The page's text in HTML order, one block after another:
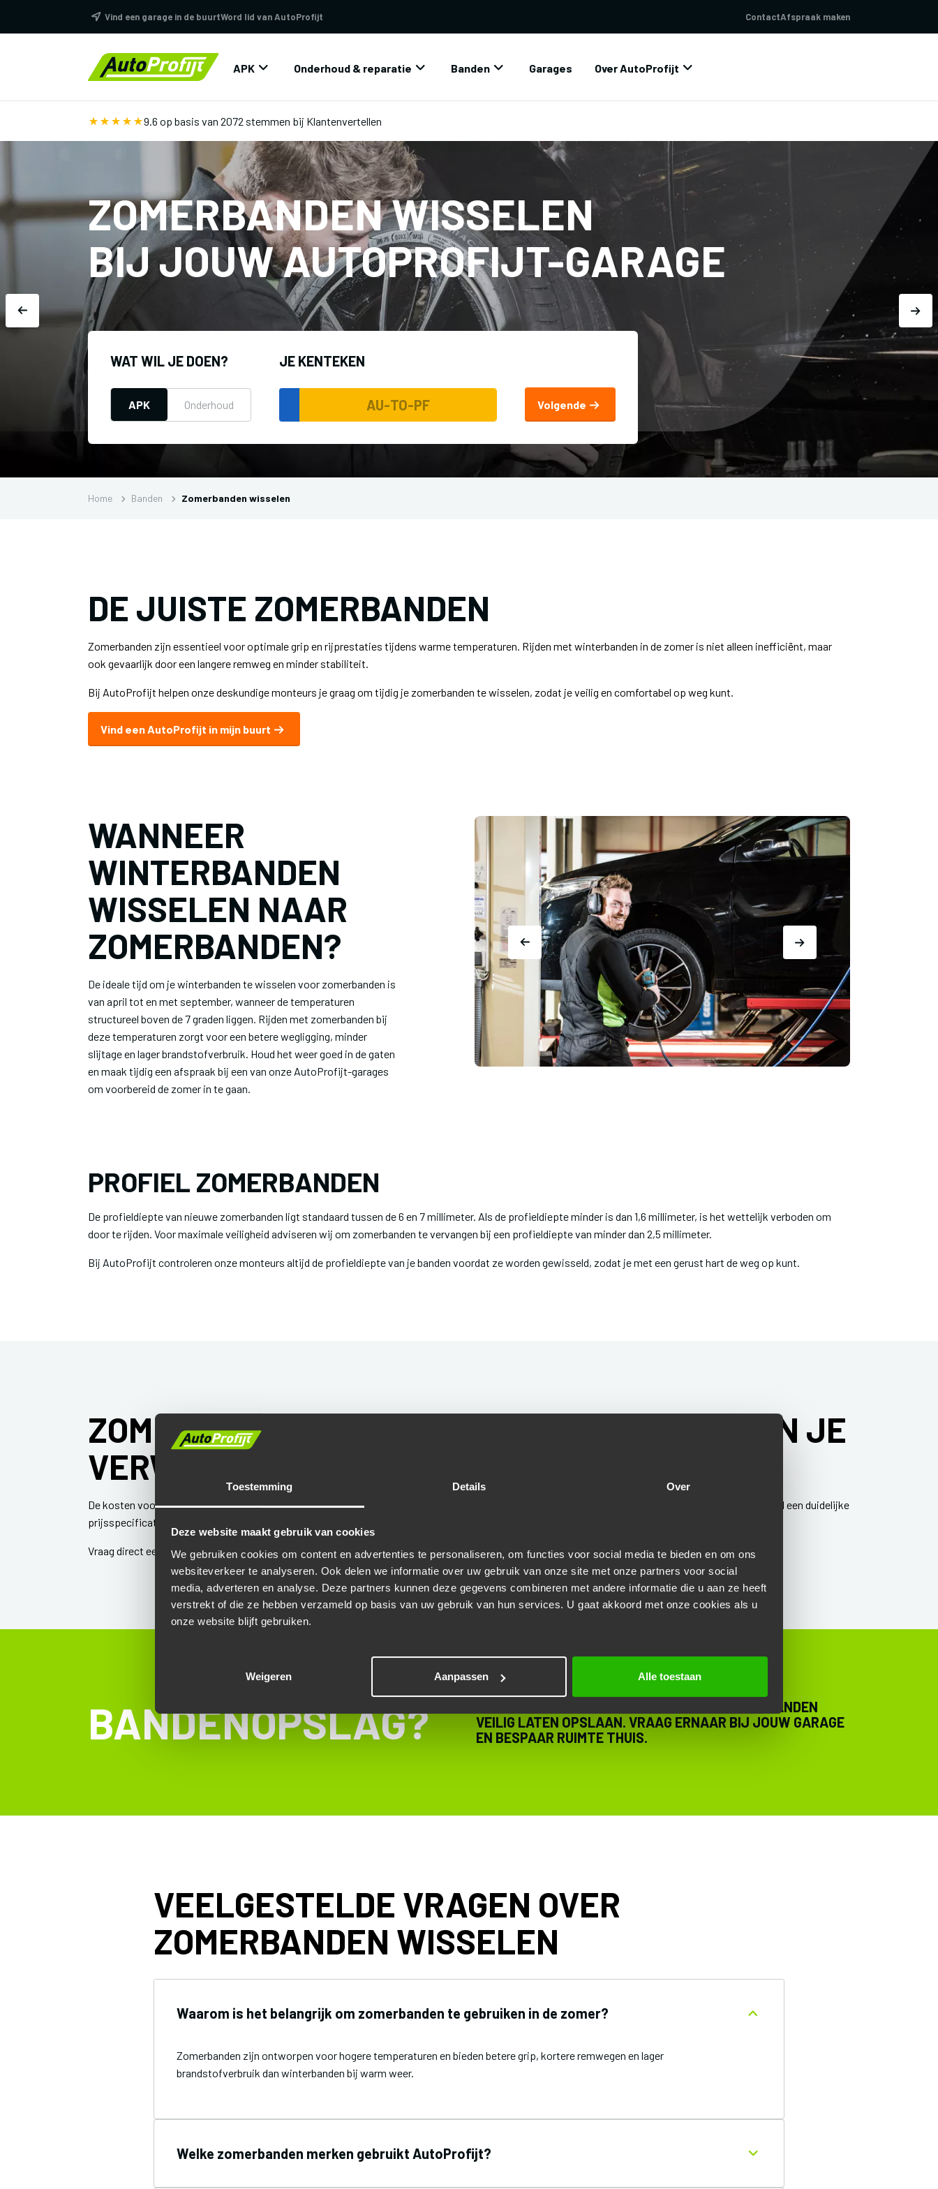
Toestemming Details Over
Deze website maakt gebruik van cookies
We gebruiken cookies om content en advertenties te personaliseren, om functies voor social media te bieden en om ons
websiteverkeer te analyseren. Ook delen we informatie over uw gebruik van onze site met onze partners voor social
media, adverteren en analyse. Deze partners kunnen deze gegevens combineren met andere informatie die u aan ze heeft
verstrekt of die ze hebben verzameld op basis van uw gebruik van hun services. U gaat akkoord met onze cookies als u
onze website blijft gebruiken.
Weigeren Aanpassen Alle toestaan
Vind een garage in de buurtWord lid van AutoProfijt ContactAfspraak maken
APK Onderhoud & reparatie Banden Garages Over AutoProfijt
9.6 op basis van 2072 stemmen bij Klantenvertellen
ZOMERBANDEN WISSELEN
BIJ JOUW AUTOPROFIJT-GARAGE
WAT WIL JE DOEN?
APK Onderhoud
JE KENTEKEN
Volgende
Home Banden Zomerbanden wisselen
DE JUISTE ZOMERBANDEN
Zomerbanden zijn essentieel voor optimale grip en rijprestaties tijdens warme temperaturen. Rijden met winterbanden in de zomer is niet alleen inefficiënt, maar
ook gevaarlijk door een langere remweg en minder stabiliteit.
Bij AutoProfijt helpen onze deskundige monteurs je graag om tijdig je zomerbanden te wisselen, zodat je veilig en comfortabel op weg kunt.
Vind een AutoProfijt in mijn buurt
WANNEER
WINTERBANDEN
WISSELEN NAAR
ZOMERBANDEN?
De ideale tijd om je winterbanden te wisselen voor zomerbanden is
van april tot en met september, wanneer de temperaturen
structureel boven de 7 graden liggen. Rijden met zomerbanden bij
deze temperaturen zorgt voor een betere wegligging, minder
slijtage en lager brandstofverbruik. Houd het weer goed in de gaten
en maak tijdig een afspraak bij een van onze AutoProfijt-garages
om voorbereid de zomer in te gaan.
PROFIEL ZOMERBANDEN
De profieldiepte van nieuwe zomerbanden ligt standaard tussen de 6 en 7 millimeter. Als de profieldiepte minder is dan 1,6 millimeter, is het wettelijk verboden om
door te rijden. Voor maximale veiligheid adviseren wij om zomerbanden te vervangen bij een profieldiepte van minder dan 2,5 millimeter.
Bij AutoProfijt controleren onze monteurs altijd de profieldiepte van je banden voordat ze worden gewisseld, zodat je met een gerust hart de weg op kunt.
ZOMERBANDEN WISSELEN: DEZE KOSTEN KUN JE
VERWACHTEN
De kosten voor het wisselen van je zomerbanden zijn afhankelijk van het type voertuig en de banden die je kiest. Bij AutoProfijt ontvang je vooraf altijd een duidelijke
prijsspecificatie, zodat je niet voor verrassingen komt te staan.
Vraag direct een online offerte aan om een indicatie te krijgen van de kosten voor jouw bandenwissel.
BANDENOPSLAG?
BIJ ENKELE VAN ONZE VESTIGINGEN KUN JE JE BANDEN
VEILIG LATEN OPSLAAN. VRAAG ERNAAR BIJ JOUW GARAGE
EN BESPAAR RUIMTE THUIS.
VEELGESTELDE VRAGEN OVER
ZOMERBANDEN WISSELEN
Waarom is het belangrijk om zomerbanden te gebruiken in de zomer?
Zomerbanden zijn ontworpen voor hogere temperaturen en bieden betere grip, kortere remwegen en lager
brandstofverbruik dan winterbanden bij warm weer.
Welke zomerbanden merken gebruikt AutoProfijt?